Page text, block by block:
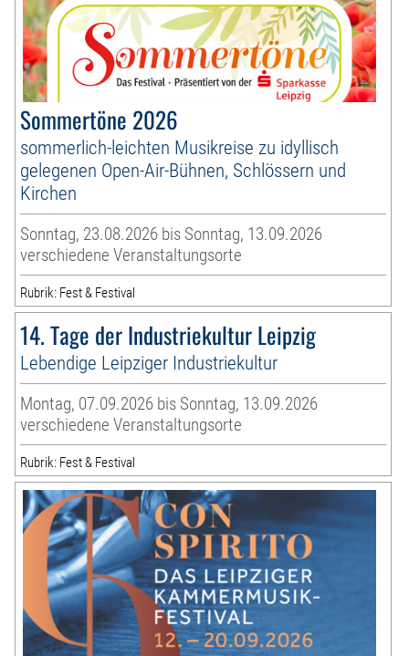
Sommertöne 2026
sommerlich-leichten Musikreise zu idyllisch
gelegenen Open-Air-Bühnen, Schlössern und
Kirchen
Sonntag, 23.08.2026 bis Sonntag, 13.09.2026
verschiedene Veranstaltungsorte
Rubrik: Fest & Festival
14. Tage der Industriekultur Leipzig
Lebendige Leipziger Industriekultur
Montag, 07.09.2026 bis Sonntag, 13.09.2026
verschiedene Veranstaltungsorte
Rubrik: Fest & Festival